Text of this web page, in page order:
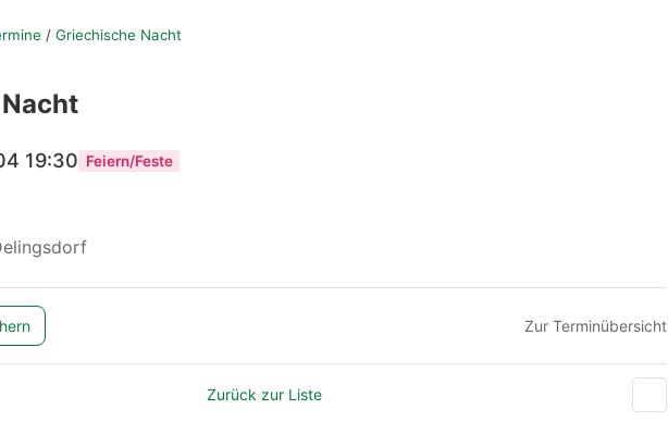
/ Griechische Nacht
19:30 Feiern/Feste
Zur Terminübersicht
Zurück zur Liste